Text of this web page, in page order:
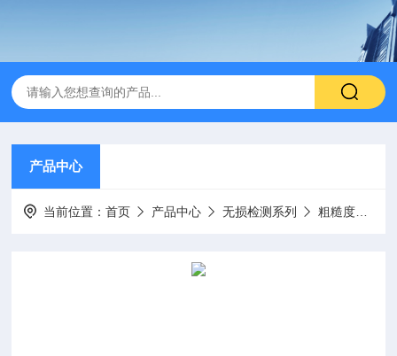
产品中心
当前位置：首页 产品中心 无损检测系列 粗糙度仪